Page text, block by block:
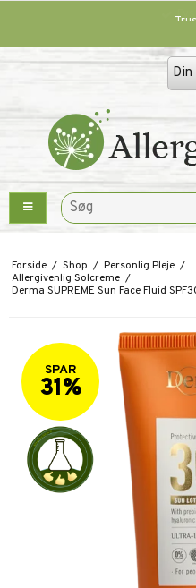
Forside / Shop / Personlig Pleje /
Allergivenlig Solcreme /
Derma SUPREME Sun Face Fluid
SPAR
31%